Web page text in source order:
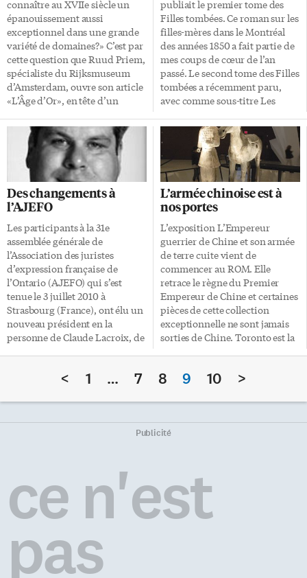
manouche, que le brillant
guitariste belge réalisa […]
Amériques: des outils
pédagogiques destinés aux
professeurs de français». Le but
était de présenter de nombreux
programmes et concours […]
connaître au XVIIe siècle un
épanouissement aussi
exceptionnel dans une grande
variété de domaines?» C’est par
cette question que Ruud Priem,
spécialiste du Rijksmuseum
d’Amsterdam, ouvre son article
«L’Âge d’Or», en tête d’un
ce sujet. Et de fait, cette période
de prospérité a été si
exceptionnelle et si longue
qu’elle est aussi appelée «Le
siècle d’or» et qu’elle a suscité la
jalousie des États voisins qui
n’hésiteront pas à déclencher
contre ce pays des hostilités,
comme la Guerre anglo-
hollandaise de 1652 ou la Guerre
de Hollande entamée […]
publiait le premier tome des
Filles tombées. Ce roman sur les
filles-mères dans le Montréal
des années 1850 a fait partie de
mes coups de cœur de l’an
passé. Le second tome des Filles
tombées a récemment paru,
avec comme sous-titre Les
romancière se révèle encore
une fois une narratrice hors
pair, avec un bémol toutefois.
L’héroïne des Filles tombées est
Rose Cork, appelée Rose
Toutcourt puisqu’on la croit
orpheline de père et de mère. À
la fin du premier tome, elle a
trouvé sa mère, devenue
religieuse. Au début du […]
Des changements à
l’AJEFO
Les participants à la 31e
assemblée générale de
l’Association des juristes
d’expression française de
l’Ontario (AJEFO) qui s’est
tenue le 3 juillet 2010 à
Strasbourg (France), ont élu un
nouveau président en la
personne de Claude Lacroix, de
1980, il s’agit du troisième
Forest à accéder à la présidence
de l’organisme, Maître
l’obtention d’un baccalauréat ès
arts de l’Université
Laurentienne et d’un
l’Université de Moncton,
Claude Lacroix a été admis […]
L’armée chinoise est à
nos portes
L’exposition L’Empereur
guerrier de Chine et son armée
de terre cuite vient de
commencer au ROM. Elle
retrace le règne du Premier
Empereur de Chine et certaines
pièces de cette collection
exceptionnelle ne sont jamais
sorties de Chine. Toronto est la
en tête les images provenant de
des milliers de statues en terre
cuite grandeur nature
représentant des guerriers.
partie des ces soldats de terre
cuite séjournent au Royal
Ontario Museum […]
< 1 … 7 8 9 10 >
Publicité
ce n'est
pas